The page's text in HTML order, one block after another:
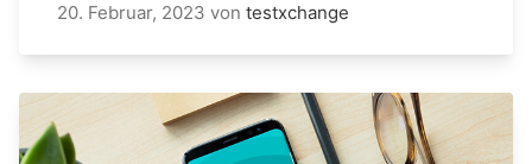
20. Februar, 2023 von testxchange